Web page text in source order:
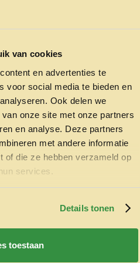
van cookies
en advertenties te
voor social media te bieden en
Ook delen we
onze site met onze partners
en analyse. Deze partners
met andere informatie
of die ze hebben verzameld op
services.
Details tonen
toestaan73-
KORTING OP
BESTELLING!
korting
akkoord met het ontvangen van